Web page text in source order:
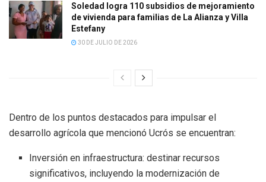
Soledad logra 110 subsidios de mejoramiento
de vivienda para familias de La Alianza y Villa
Estefany
30 DE JULIO DE 2026
Dentro de los puntos destacados para impulsar el
desarrollo agrícola que mencionó Ucrós se encuentran:
Inversión en infraestructura: destinar recursos
significativos, incluyendo la modernización de